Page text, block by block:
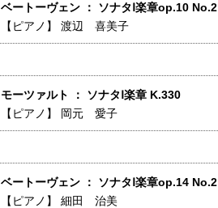
ベートーヴェン ： ソナタⅠ楽章op.10 No.2
【ピアノ】 渡辺 喜美子
モーツァルト ： ソナタⅠ楽章 K.330
【ピアノ】 岡元 愛子
ベートーヴェン ： ソナタⅠ楽章op.14 No.2
【ピアノ】 細田 治美